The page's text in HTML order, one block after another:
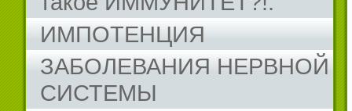
ИМПОТЕНЦИЯ
ЗАБОЛЕВАНИЯ НЕРВНОЙ
СИСТЕМЫ